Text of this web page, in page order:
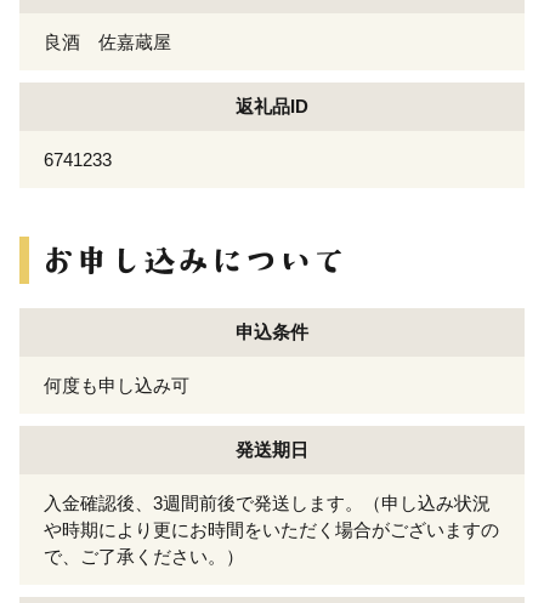
良酒 佐嘉蔵屋
返礼品ID
6741233
申込条件
何度も申し込み可
発送期日
入金確認後、3週間前後で発送します。（申し込み状況
や時期により更にお時間をいただく場合がございますの
で、ご了承ください。）